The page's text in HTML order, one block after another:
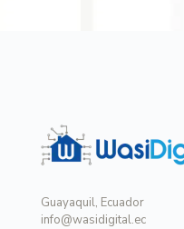
Guayaquil, Ecuador
info@wasidigital.ec